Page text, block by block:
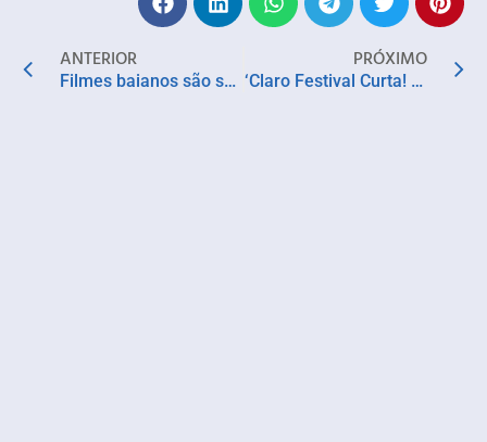
ANTERIOR
Filmes baianos são selecionados para a Mostra de Cinema de Ouro Preto
PRÓXIMO
‘Claro Festival Curta! Documentários’ distribui mais de R$ 100 mil em prêmios